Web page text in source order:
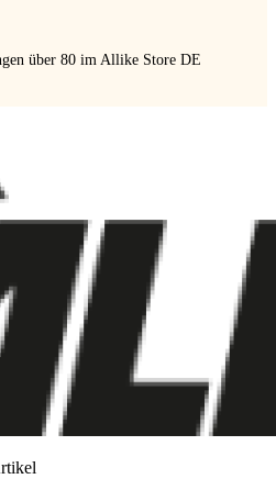
über 80 im Allike Store DE